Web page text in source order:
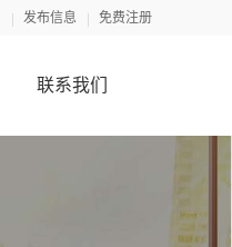
发布信息 免费注册
联系我们